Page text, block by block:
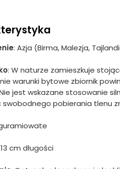
: Azja (Birma, Malezja,
: W naturze zamieszkuje
warunki bytowe zbiornik
jest wskazane stosowanie
swobodnego pobierania tlenu
cm długości